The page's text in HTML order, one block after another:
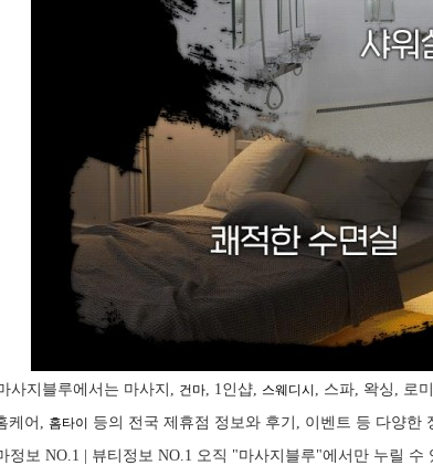
사지블루에서는 마사지, 건마 , 1인샵, 스웨디시 , 스파, 왁싱, 로
케어, 홈타이 등의 전국 제휴점 정보와 후기, 이벤트 등 다양한
정보 NO.1 | 뷰티정보 NO.1 오직 "마사지블루"에서만 누릴